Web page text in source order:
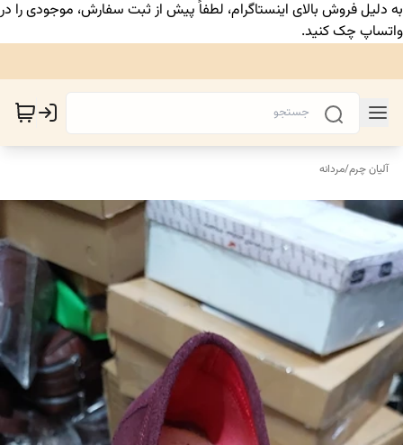
به دلیل فروش بالای اینستاگرام، لطفاً پیش از ثبت سفارش، موجودی را در
واتساپ چک کنید.
آلیان چرم/مردانه